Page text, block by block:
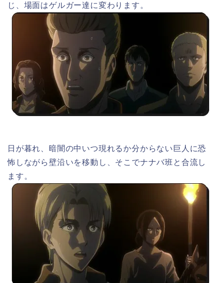
じ、場面はゲルガー達に変わります。
日が暮れ、暗闇の中いつ現れるか分からない巨人に恐
怖しながら壁沿いを移動し、そこでナナバ班と合流し
ます。